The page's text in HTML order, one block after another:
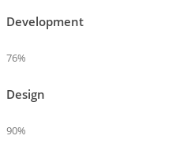
Development
76%
Design
90%